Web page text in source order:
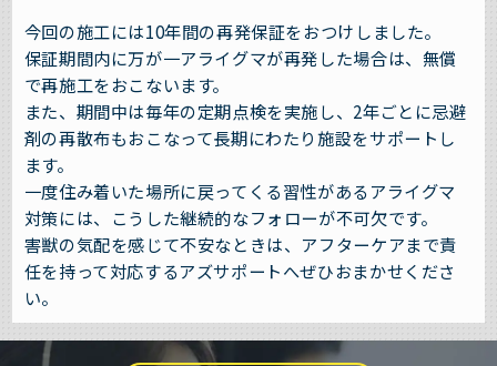
今回の施工には10年間の再発保証をおつけしました。
保証期間内に万が一アライグマが再発した場合は、無償
で再施工をおこないます。
また、期間中は毎年の定期点検を実施し、2年ごとに忌避
剤の再散布もおこなって長期にわたり施設をサポートし
ます。
一度住み着いた場所に戻ってくる習性があるアライグマ
対策には、こうした継続的なフォローが不可欠です。
害獣の気配を感じて不安なときは、アフターケアまで責
任を持って対応するアズサポートへぜひおまかせくださ
い。